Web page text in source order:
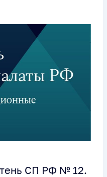
СП РФ № 12.